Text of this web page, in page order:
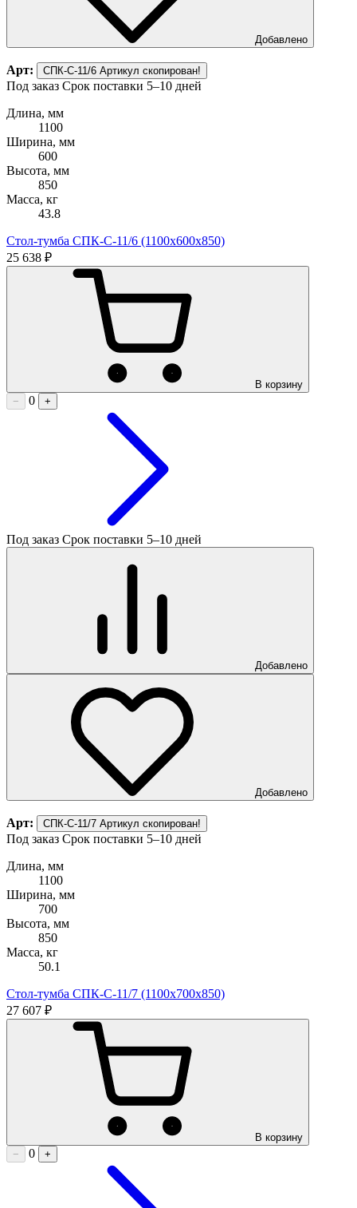
Добавлено
Арт: СПК-С-11/6 Артикул скопирован!
Под заказ Срок поставки 5–10 дней
Длина, мм
1100
Ширина, мм
600
Высота, мм
850
Масса, кг
43.8
Стол-тумба СПК-С-11/6 (1100х600х850)
25 638 ₽
В корзину
−
0 +
Под заказ Срок поставки 5–10 дней
Добавлено
Добавлено
Арт: СПК-С-11/7 Артикул скопирован!
Под заказ Срок поставки 5–10 дней
Длина, мм
1100
Ширина, мм
700
Высота, мм
850
Масса, кг
50.1
Стол-тумба СПК-С-11/7 (1100х700х850)
27 607 ₽
В корзину
−
0 +